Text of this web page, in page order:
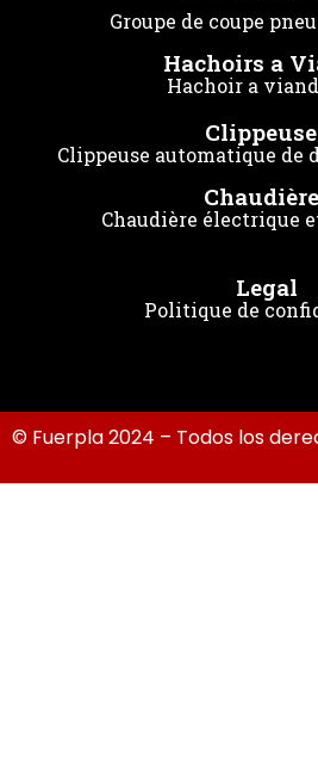
Groupe de coupe
Hachoirs a
Hachoir a
Clippeuse automatique de
Chaudière électrique
Legal
Politique de
© Fuerpla 2024 – Todos los